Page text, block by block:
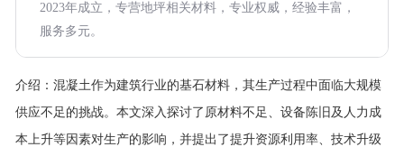
2023年成立，专营地坪相关材料，专业权威，经验丰富，
服务多元。
介绍： 混凝土作为建筑行业的基石材料，其生产过程中面临大规模
供应不足的挑战。本文深入探讨了原材料不足、设备陈旧及人力成
本上升等因素对生产的影响，并提出了提升资源利用率、技术升级